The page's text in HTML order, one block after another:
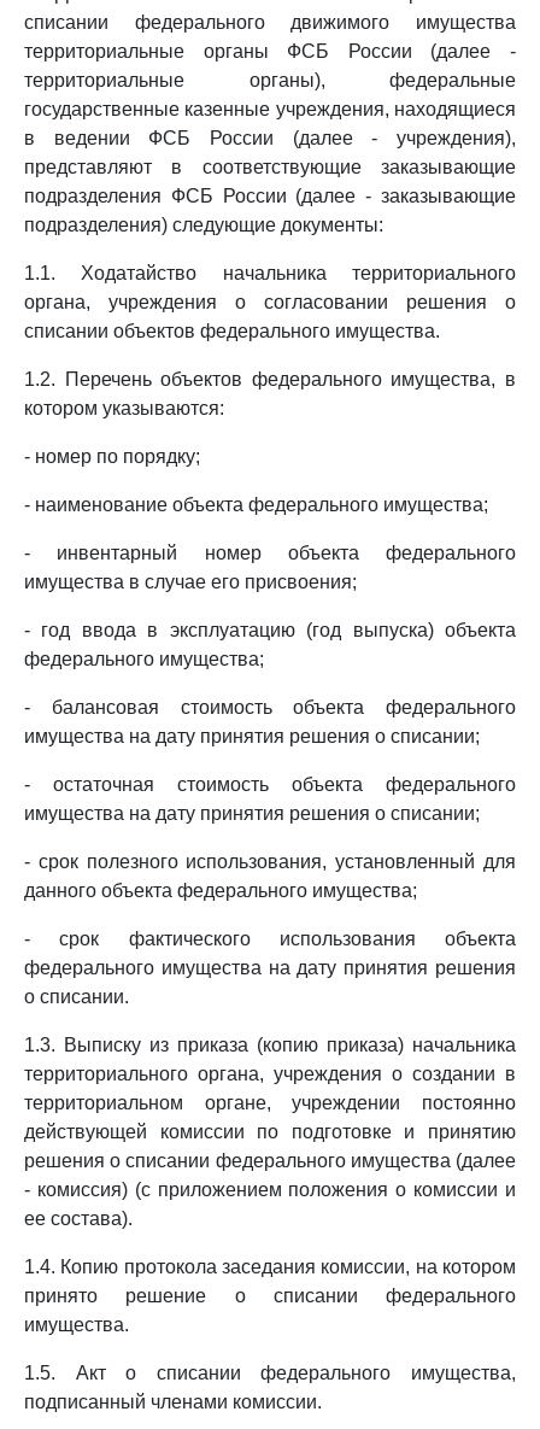
списании федерального движимого имущества
территориальные органы ФСБ России (далее -
территориальные органы), федеральные
государственные казенные учреждения, находящиеся
в ведении ФСБ России (далее - учреждения),
представляют в соответствующие заказывающие
подразделения ФСБ России (далее - заказывающие
подразделения) следующие документы:
1.1. Ходатайство начальника территориального
органа, учреждения о согласовании решения о
списании объектов федерального имущества.
1.2. Перечень объектов федерального имущества, в
котором указываются:
- номер по порядку;
- наименование объекта федерального имущества;
- инвентарный номер объекта федерального
имущества в случае его присвоения;
- год ввода в эксплуатацию (год выпуска) объекта
федерального имущества;
- балансовая стоимость объекта федерального
имущества на дату принятия решения о списании;
- остаточная стоимость объекта федерального
имущества на дату принятия решения о списании;
- срок полезного использования, установленный для
данного объекта федерального имущества;
- срок фактического использования объекта
федерального имущества на дату принятия решения
о списании.
1.3. Выписку из приказа (копию приказа) начальника
территориального органа, учреждения о создании в
территориальном органе, учреждении постоянно
действующей комиссии по подготовке и принятию
решения о списании федерального имущества (далее
- комиссия) (с приложением положения о комиссии и
ее состава).
1.4. Копию протокола заседания комиссии, на котором
принято решение о списании федерального
имущества.
1.5. Акт о списании федерального имущества,
подписанный членами комиссии.